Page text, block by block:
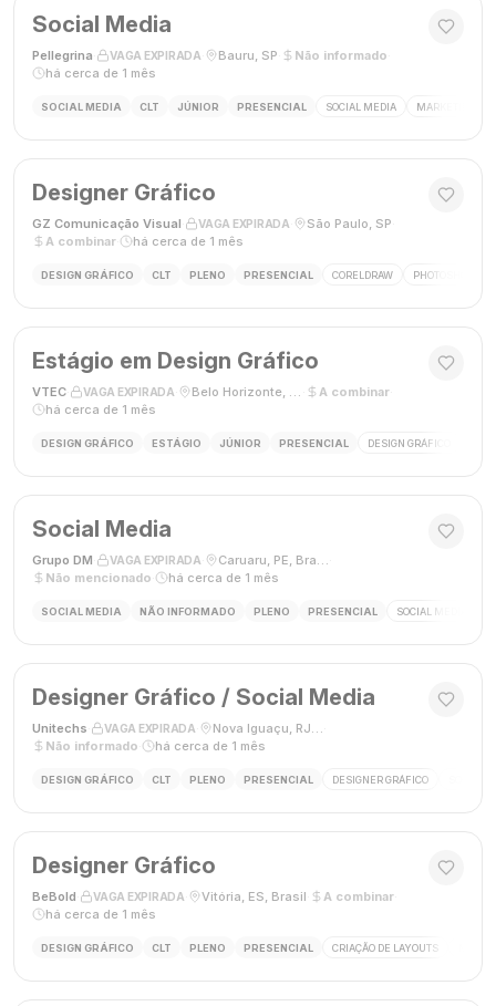
Social Media
Pellegrina VAGA EXPIRADA Bauru, SP Não informado
há cerca de 1 mês
SOCIAL MEDIA CLT JÚNIOR PRESENCIAL SOCIAL MEDIA MARKETING
Designer Gráfico
GZ Comunicação Visual VAGA EXPIRADA São Paulo, SP
A combinar
há cerca de 1 mês
DESIGN GRÁFICO CLT PLENO PRESENCIAL CORELDRAW PHOTOSHOP
Estágio em Design Gráfico
VTEC VAGA EXPIRADA Belo Horizonte, MG A combinar·
há cerca de 1 mês
DESIGN GRÁFICO ESTÁGIO JÚNIOR PRESENCIAL DESIGN GRÁFICO
Social Media
Grupo DM VAGA EXPIRADA Caruaru, PE, Brasil
Não mencionado
há cerca de 1 mês
SOCIAL MEDIA NÃO INFORMADO PLENO PRESENCIAL SOCIAL MEDIA
Designer Gráfico / Social Media
Unitechs VAGA EXPIRADA Nova Iguaçu, RJ, Brasil
Não informado
há cerca de 1 mês
DESIGN GRÁFICO CLT PLENO PRESENCIAL DESIGNER GRÁFICO
Designer Gráfico
BeBold VAGA EXPIRADA Vitória, ES, Brasil A combinar·
há cerca de 1 mês
DESIGN GRÁFICO CLT PLENO PRESENCIAL CRIAÇÃO DE LAYOUTS